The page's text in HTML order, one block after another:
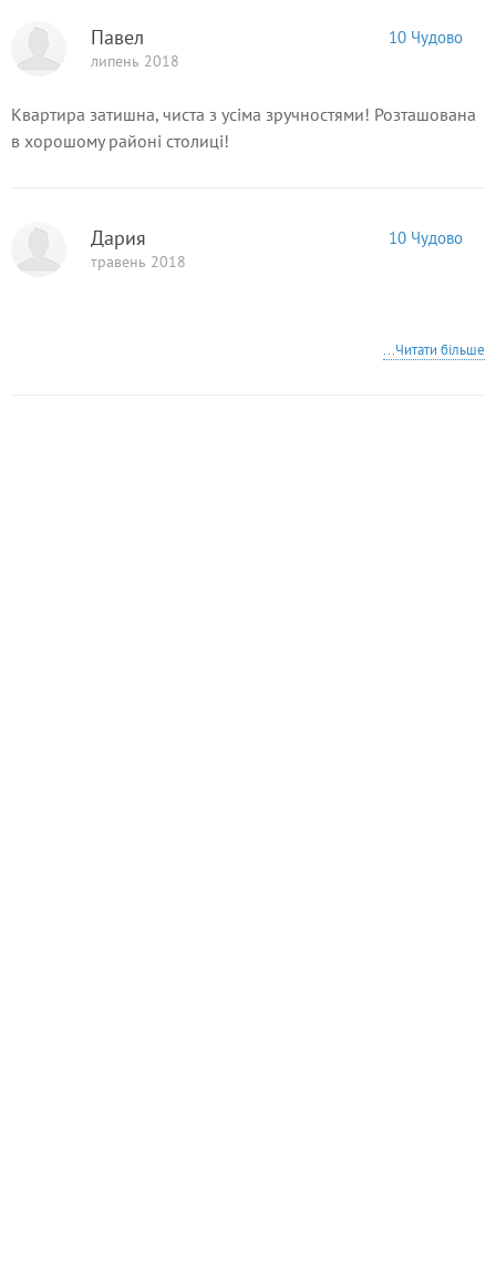
Павел
липень 2018
10 Чудово
Квартира затишна, чиста з усіма зручностями! Розташована
в хорошому районі столиці!
Дария
травень 2018
10 Чудово
...Читати більше